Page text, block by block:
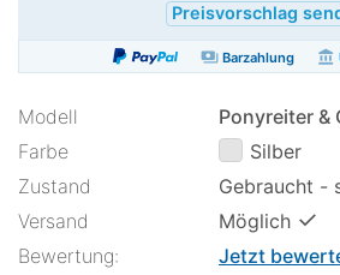
Preisvorschlag
paymentsBarzahlung account_balance
Modell
Ponyreiter &
Farbe
Silber
Zustand
Gebraucht -
Versand
Möglich ✓
Bewertung: Jetzt